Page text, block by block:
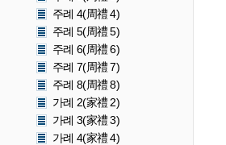
주례 4(周禮 4)
주례 5(周禮 5)
주례 6(周禮 6)
주례 7(周禮 7)
주례 8(周禮 8)
가례 2(家禮 2)
가례 3(家禮 3)
가례 4(家禮 4)